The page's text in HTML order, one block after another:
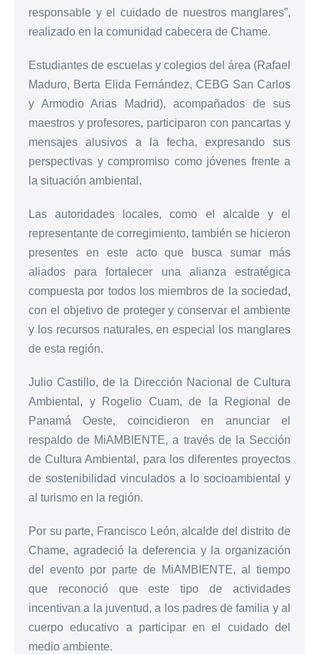
responsable y el cuidado de nuestros manglares”,
realizado en la comunidad cabecera de Chame.
Estudiantes de escuelas y colegios del área (Rafael
Maduro, Berta Elida Fernández, CEBG San Carlos
y Armodio Arias Madrid), acompañados de sus
maestros y profesores, participaron con pancartas y
mensajes alusivos a la fecha, expresando sus
perspectivas y compromiso como jóvenes frente a
la situación ambiental.
Las autoridades locales, como el alcalde y el
representante de corregimiento, también se hicieron
presentes en este acto que busca sumar más
aliados para fortalecer una alianza estratégica
compuesta por todos los miembros de la sociedad,
con el objetivo de proteger y conservar el ambiente
y los recursos naturales, en especial los manglares
de esta región.
Julio Castillo, de la Dirección Nacional de Cultura
Ambiental, y Rogelio Cuam, de la Regional de
Panamá Oeste, coincidieron en anunciar el
respaldo de MiAMBIENTE, a través de la Sección
de Cultura Ambiental, para los diferentes proyectos
de sostenibilidad vinculados a lo socioambiental y
al turismo en la región.
Por su parte, Francisco León, alcalde del distrito de
Chame, agradeció la deferencia y la organización
del evento por parte de MiAMBIENTE, al tiempo
que reconoció que este tipo de actividades
incentivan a la juventud, a los padres de familia y al
cuerpo educativo a participar en el cuidado del
medio ambiente.